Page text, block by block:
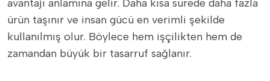
avantajı anlamına gelir. Daha kısa sürede daha fazla
ürün taşınır ve insan gücü en verimli şekilde
kullanılmış olur. Böylece hem işçilikten hem de
zamandan büyük bir tasarruf sağlanır.